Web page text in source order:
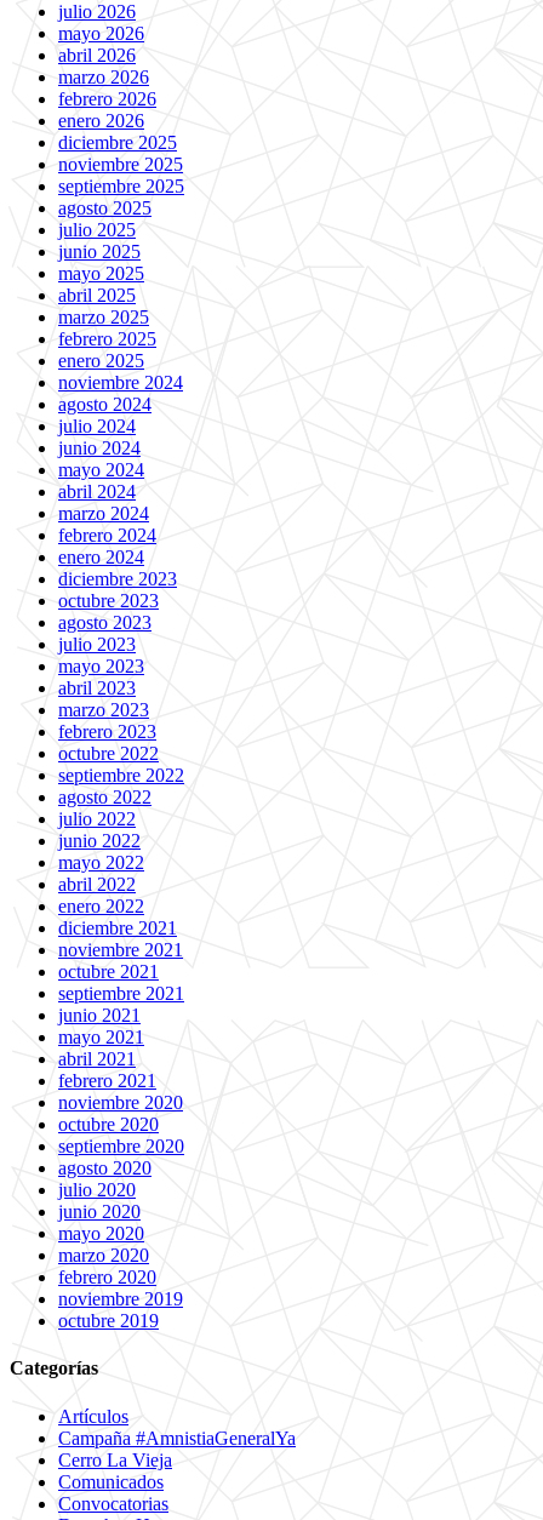
julio 2026
mayo 2026
abril 2026
marzo 2026
febrero 2026
enero 2026
diciembre 2025
noviembre 2025
septiembre 2025
agosto 2025
julio 2025
junio 2025
mayo 2025
abril 2025
marzo 2025
febrero 2025
enero 2025
noviembre 2024
agosto 2024
julio 2024
junio 2024
mayo 2024
abril 2024
marzo 2024
febrero 2024
enero 2024
diciembre 2023
octubre 2023
agosto 2023
julio 2023
mayo 2023
abril 2023
marzo 2023
febrero 2023
octubre 2022
septiembre 2022
agosto 2022
julio 2022
junio 2022
mayo 2022
abril 2022
enero 2022
diciembre 2021
noviembre 2021
octubre 2021
septiembre 2021
junio 2021
mayo 2021
abril 2021
febrero 2021
noviembre 2020
octubre 2020
septiembre 2020
agosto 2020
julio 2020
junio 2020
mayo 2020
marzo 2020
febrero 2020
noviembre 2019
octubre 2019
Categorías
Artículos
Campaña #AmnistiaGeneralYa
Cerro La Vieja
Comunicados
Convocatorias